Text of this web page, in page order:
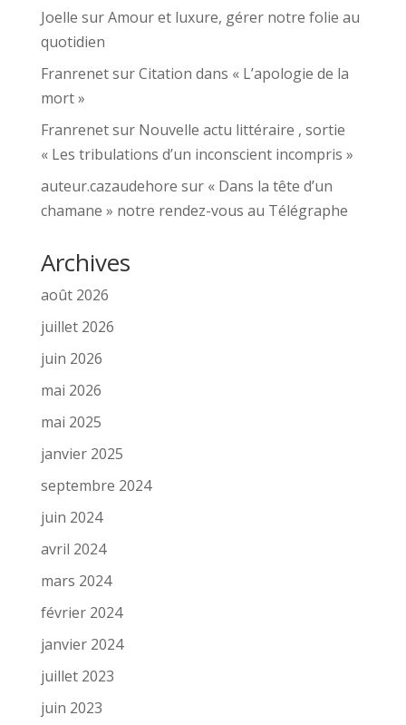
Joelle surAmour et luxure, gérer notre folie au
quotidien
FranrenetsurCitation dans « L’apologie de la
mort »
Franrenetsur Nouvelle actu littéraire , sortie
« Les tribulations d’un inconscient incompris »
auteur.cazaudehore sur « Dans la tête d’un
chamane » notre rendez-vous au Télégraphe
Archives
août 2026
juillet 2026
juin 2026
mai 2026
mai 2025
janvier 2025
septembre 2024
juin 2024
avril 2024
mars 2024
février 2024
janvier 2024
juillet 2023
juin 2023